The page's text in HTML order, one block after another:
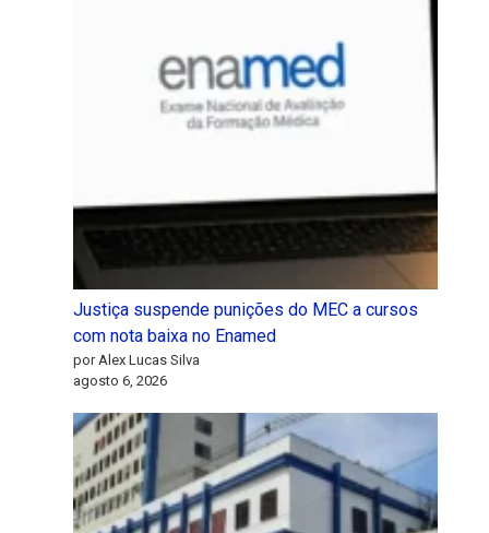
Justiça suspende punições do MEC a cursos
com nota baixa no Enamed
por Alex Lucas Silva
agosto 6, 2026